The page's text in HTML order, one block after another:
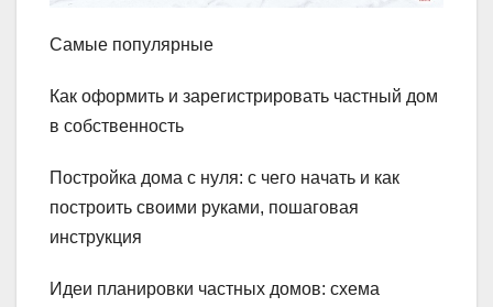
Самые популярные
Как оформить и зарегистрировать частный дом
в собственность
Постройка дома с нуля: с чего начать и как
построить своими руками, пошаговая
инструкция
Идеи планировки частных домов: схема